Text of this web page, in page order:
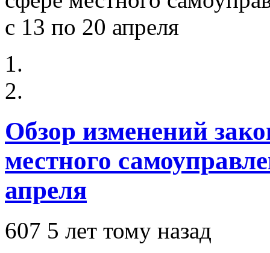
Обзор изменений
местного
апреля
607 5 лет тому назад